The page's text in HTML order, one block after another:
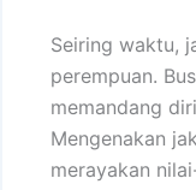
Seiring waktu,
perempuan.
memandang
Mengenakan
merayakan